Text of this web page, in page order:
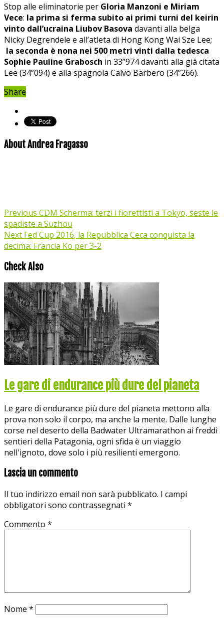
Stop alle eliminatorie per Gloria Manzoni e Miriam
Vece: la prima si ferma subito ai primi turni del keirin
vinto dall’ucraina Liubov Basova davanti alla belga
Nicky Degrendele e all’atleta di Hong Kong Wai Sze Lee;
la seconda è nona nei 500 metri vinti dalla tedesca
Sophie Pauline Grabosch in 33”974 davanti alla già citata
Lee (34”094) e alla spagnola Calvo Barbero (34”266).
Share
About Andrea Fragasso
Previous CDM Scherma: terzi i fiorettisti a Tokyo, seste le
spadiste a Suzhou
Next Fed Cup 2016, la Repubblica Ceca conquista la
decima: Francia Ko per 3-2
Check Also
Le gare di endurance più dure del pianeta
Le gare di endurance più dure del pianeta mettono alla
prova non solo il corpo, ma anche la mente. Dalle lunghe
corse nel deserto della Badwater Ultramarathon ai freddi
sentieri della Patagonia, ogni sfida è un viaggio
nell'ignoto, dove solo i più resilienti emergono.
Lascia un commento
Il tuo indirizzo email non sarà pubblicato. I campi
obbligatori sono contrassegnati *
Commento *
Nome *